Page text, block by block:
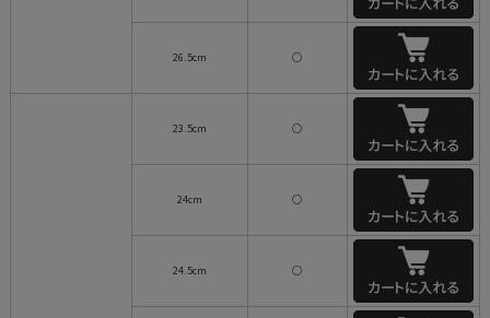
26.5cm ○
23.5cm ○
24cm ○
24.5cm ○